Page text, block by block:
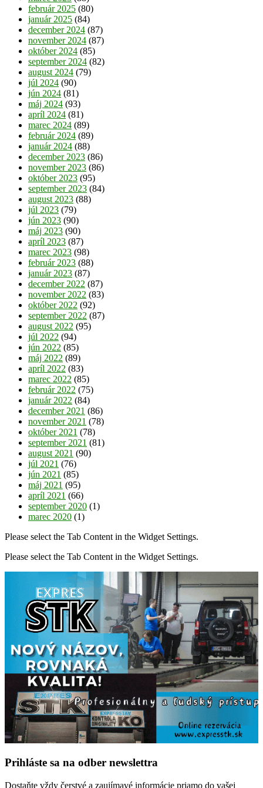
február 2025 (80)
január 2025 (84)
december 2024 (87)
november 2024 (87)
október 2024 (85)
september 2024 (82)
august 2024 (79)
júl 2024 (90)
jún 2024 (81)
máj 2024 (93)
apríl 2024 (81)
marec 2024 (89)
február 2024 (89)
január 2024 (88)
december 2023 (86)
november 2023 (86)
október 2023 (95)
september 2023 (84)
august 2023 (88)
júl 2023 (79)
jún 2023 (90)
máj 2023 (90)
apríl 2023 (87)
marec 2023 (98)
február 2023 (88)
január 2023 (87)
december 2022 (87)
november 2022 (83)
október 2022 (92)
september 2022 (87)
august 2022 (95)
júl 2022 (94)
jún 2022 (85)
máj 2022 (89)
apríl 2022 (83)
marec 2022 (85)
február 2022 (75)
január 2022 (84)
december 2021 (86)
november 2021 (78)
október 2021 (78)
september 2021 (81)
august 2021 (90)
júl 2021 (76)
jún 2021 (85)
máj 2021 (95)
apríl 2021 (66)
september 2020 (1)
marec 2020 (1)
Please select the Tab Content in the Widget Settings.
Please select the Tab Content in the Widget Settings.
Prihláste sa na odber newslettra
Dostaňte vždy čerstvé a zaujímavé informácie priamo do vašej